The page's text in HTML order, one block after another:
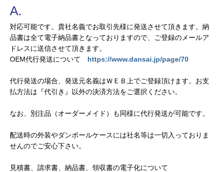
対応可能です。貴社名義でお取引先様に発送させて頂きます。納
品書は全て電子納品書となっておりますので、ご登録のメールア
ドレスに送信させて頂きます。
OEM代行発送について https://www.dansai.jp/page/70
代行発送の場合、発送元名義はＷＥＢ上でご登録頂けます。お支
払方法は『代引き』以外の決済方法をご選択ください。
なお、別注品（オーダーメイド）も同様に代行発送が可能です。
配送時の外装やダンボールケースには社名等は一切入っておりま
せんのでご安心下さい。
見積書、請求書、納品書、領収書の電子化について